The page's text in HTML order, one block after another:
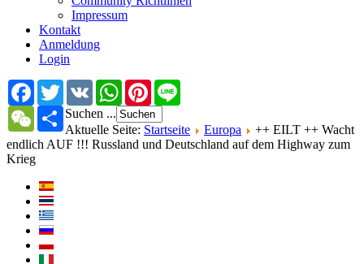
Impressum
Kontakt
Anmeldung
Login
Facebook
TwitterVK WhatsApp
Pinterest
WeChatShare
Suchen ...
Aktuelle Seite: Startseite Europa
++ EILT ++ Wacht
endlich AUF !!! Russland und Deutschland auf dem Highway zum
Krieg